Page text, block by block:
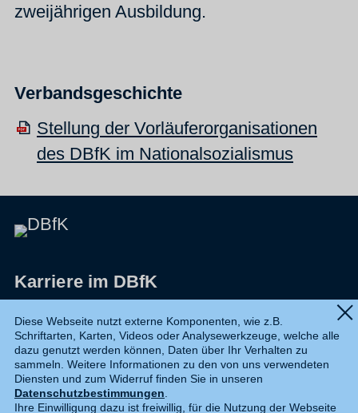
zweijährigen Ausbildung.
Verbandsgeschichte
Stellung der Vorläuferorganisationen
des DBfK im Nationalsozialismus
Karriere im DBfK
Datenschutz
Shop
Widerruf
Diese Webseite nutzt externe Komponenten, wie z.B.
Schriftarten, Karten, Videos oder Analysewerkzeuge, welche alle
dazu genutzt werden können, Daten über Ihr Verhalten zu
sammeln. Weitere Informationen zu den von uns verwendeten
Diensten und zum Widerruf finden Sie in unseren
Datenschutzbestimmungen.
Ihre Einwilligung dazu ist freiwillig, für die Nutzung der Webseite